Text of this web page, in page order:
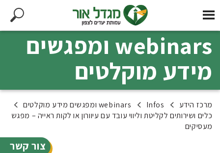
צור קשר
webinars ומפגשים
מידע מוקלטים
מרכז הידע Infos
webinars ומפגשים מידע מוקלטים
כלים ושירותים לקליטת וליווי עובד עם עיוורון או לקות ראייה – מפגש
מעסיקים